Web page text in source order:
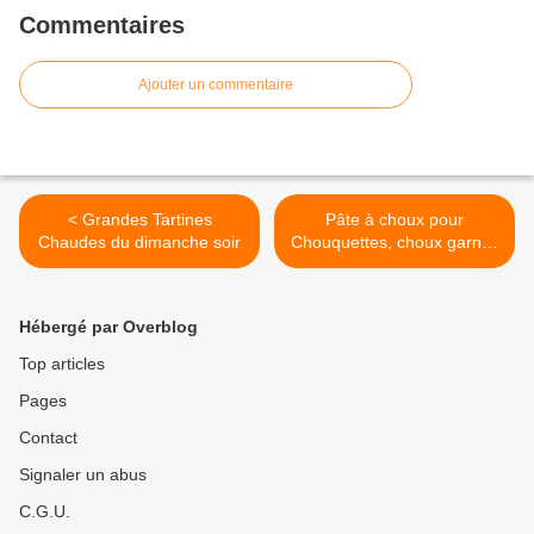
Commentaires
Ajouter un commentaire
< Grandes Tartines
Chaudes du dimanche soir
Pâte à choux pour
Chouquettes, choux garnis,
éclairs, religieuses, Paris-
Hébergé par Overblog
Top articles
Pages
Contact
Signaler un abus
C.G.U.